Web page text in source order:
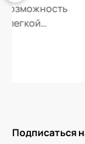
Подписаться